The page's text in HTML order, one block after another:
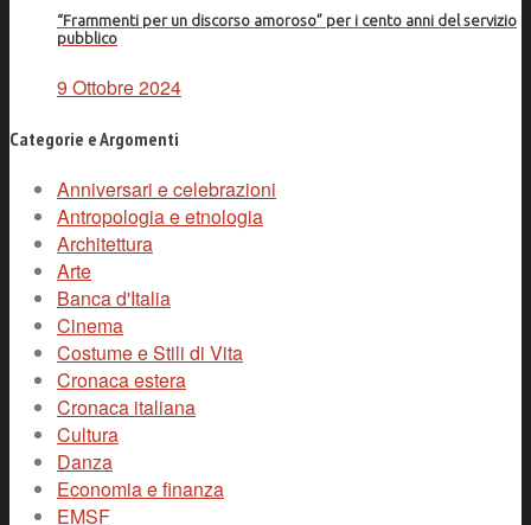
“Frammenti per un discorso amoroso” per i cento anni del servizio
pubblico
9 Ottobre 2024
Categorie e Argomenti
Anniversari e celebrazioni
Antropologia e etnologia
Architettura
Arte
Banca d'Italia
Cinema
Costume e Stili di Vita
Cronaca estera
Cronaca italiana
Cultura
Danza
Economia e finanza
EMSF